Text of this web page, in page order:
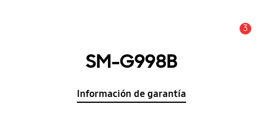
3
SM-G998B
Información de garantía